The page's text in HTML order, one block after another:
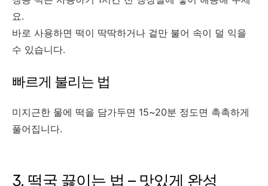
요.
바로 사용하면 떡이 딱딱하거나 겉만 불어 속이 덜 익을
수 있습니다.
빠르게 불리는 법
미지근한 물에 떡을 담가두면 15~20분 정도면 촉촉하게
풀어집니다.
3. 떡국 끓이는 법 – 맛있게 완성